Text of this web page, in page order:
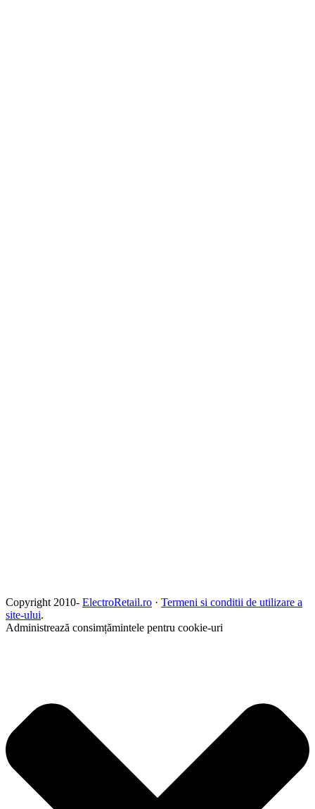
Copyright 2010- ElectroRetail.ro · Termeni si conditii de utilizare a
site-ului.
Administrează consimțămintele pentru cookie-uri